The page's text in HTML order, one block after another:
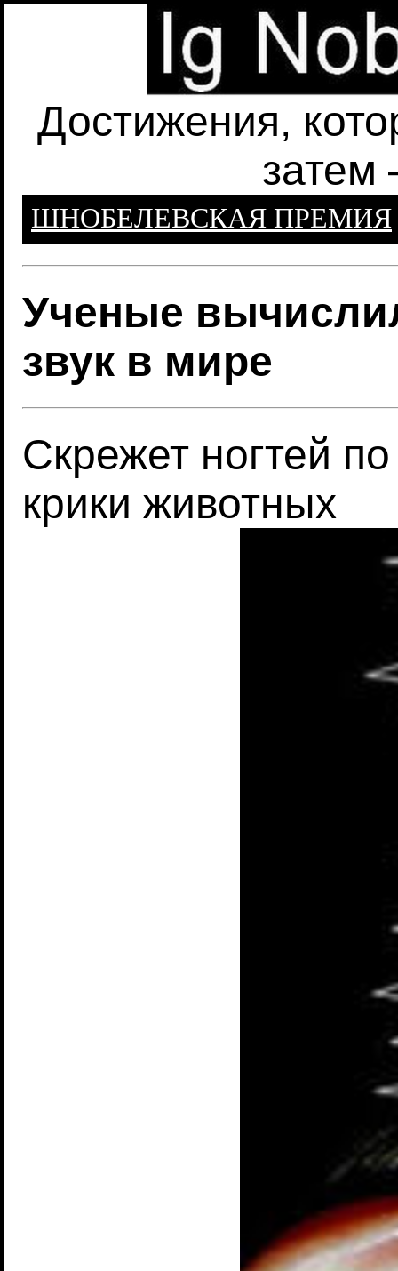
Достижения,
затем
ШНОБЕЛЕВСКАЯ ПРЕМИЯ
Ученые
звук в мире
Скрежет ногтей
крики животных